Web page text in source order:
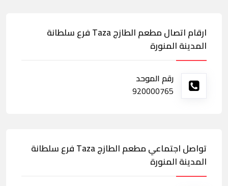
ارقام اتصال مطعم الطازج Taza فرع سلطانة
المدينة المنورة
رقم الموحد
920000765
تواصل اجتماعي مطعم الطازج Taza فرع سلطانة
المدينة المنورة